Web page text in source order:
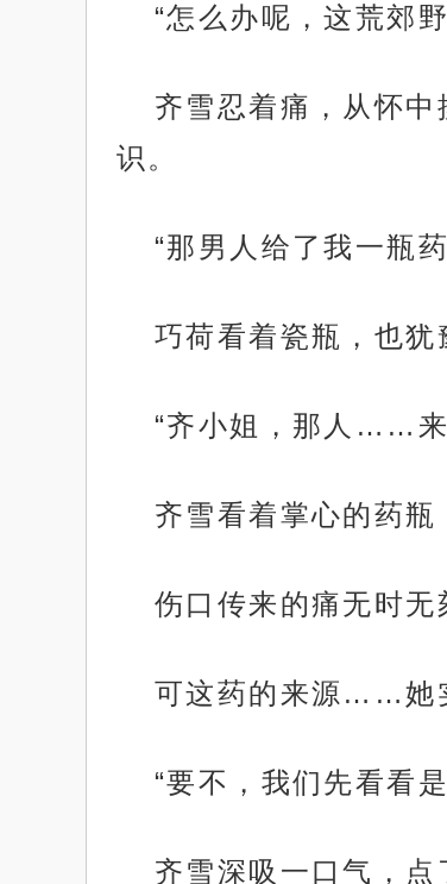
“怎么办呢，这荒郊
齐雪忍着痛，从怀
识。
“那男人给了我一瓶
巧荷看着瓷瓶，也犹
“齐小姐，那人……
齐雪看着掌心的药瓶
伤口传来的痛无时
可这药的来源……她
“要不，我们先看看
齐雪深吸一口气，点